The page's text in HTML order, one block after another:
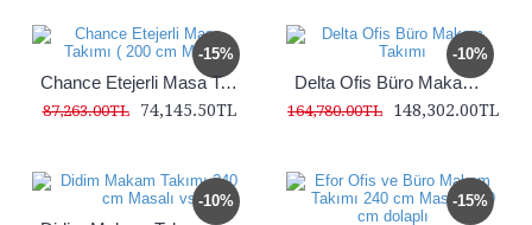
-15%
Chance Etejerli Masa Takımı ( 200 cm Masalı)
87,263.00TL 74,145.50TL
-10%
Delta Ofis Büro Makam Takımı
164,780.00TL 148,302.00TL
-10% -15%